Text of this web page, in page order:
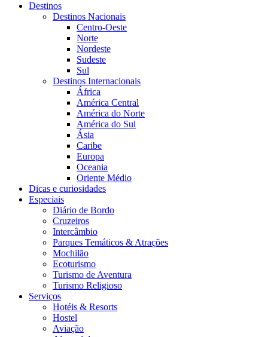
Destinos
Destinos Nacionais
Centro-Oeste
Norte
Nordeste
Sudeste
Sul
Destinos Internacionais
África
América Central
América do Norte
América do Sul
Ásia
Caribe
Europa
Oceania
Oriente Médio
Dicas e curiosidades
Especiais
Diário de Bordo
Cruzeiros
Intercâmbio
Parques Temáticos & Atrações
Mochilão
Ecoturismo
Turismo de Aventura
Turismo Religioso
Serviços
Hotéis & Resorts
Hostel
Aviação